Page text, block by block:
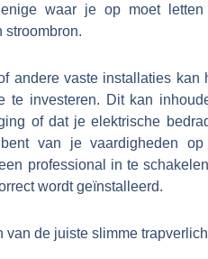
enige waar je op moet
stroombron.
andere vaste installaties kan
te investeren. Dit kan
of dat je elektrische
van je vaardigheden
professional in te
wordt geïnstalleerd.
van de juiste slimme